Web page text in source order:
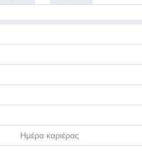
Ημέρα καριέρας